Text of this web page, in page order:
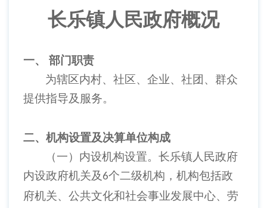
长乐镇人民政府概况
一、
部门职责
为辖区内村、社区、企业、社团、群众
提供指导及服务。
二、机构设置及决算单位构成
（一）内设机构设置。长乐镇人民政府
内设政府机关及 6个二级机构，机构包括政
府机关、公共文化和社会事业发展中心、劳